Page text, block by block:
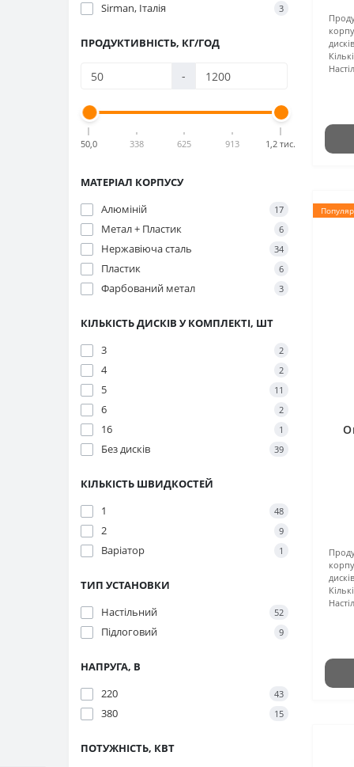
Sirman, Італія 3
ПРОДУКТИВНІСТЬ, КГ/ГОД
-
50,0 338 625 913 1,2 тис.
МАТЕРІАЛ КОРПУСУ
Алюміній
17
Метал + Пластик 6
Нержавіюча сталь 34
Пластик 6
Фарбований метал 3
КІЛЬКІСТЬ ДИСКІВ У КОМПЛЕКТІ, ШТ
3
2
4 2
5 11
6 2
16 1
Без дисків 39
КІЛЬКІСТЬ ШВИДКОСТЕЙ
1
48
2 9
Варіатор 1
ТИП УСТАНОВКИ
Настільний
52
Підлоговий 9
НАПРУГА, В
220
43
380 15
ПОТУЖНІСТЬ, КВТ